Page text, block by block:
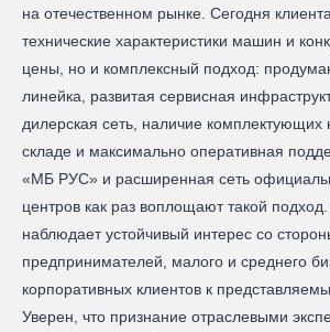
на отечественном рынке. Сегодня
технические характеристики машин и
цены, но и комплексный подход:
линейка, развитая сервисная
дилерская сеть, наличие комплектующих
складе и максимально оперативная
«МБ РУС» и расширенная сеть
центров как раз воплощают такой
наблюдает устойчивый интерес со
предпринимателей, малого и среднего
корпоративных клиентов к
Уверен, что признание отраслевыми